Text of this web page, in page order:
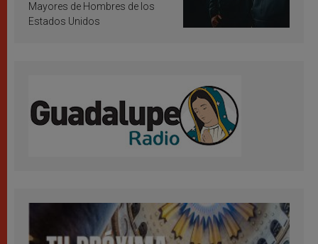
Mayores de Hombres de los
Estados Unidos